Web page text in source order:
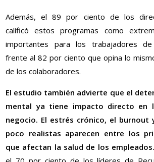
Además, el 89 por ciento de los
calificó estos programas como
importantes para los trabajadores
frente al 82 por ciento que opina lo
de los colaboradores.
El estudio también advierte que el
mental ya tiene impacto directo en
negocio. El estrés crónico, el burnout
poco realistas aparecen entre los
que afectan la salud de los empleados.